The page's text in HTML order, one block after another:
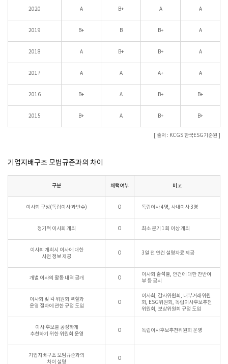
2020 A B+ A A
2019 B+ B B+ A
2018 A B+ B+ A
2017 A A A+ A
2016 B+ A B+ B+
2015 B+ A B+ B+
[ 출처 : KCGS 한국ESG기준원 ]
기업지배구조 모범규준과의 차이
구분 채택여부 비고
이사회 구성(독립이사 과반수) O 독립이사 4명, 사내이사 3명
정기적 이사회 개최 O 최소 분기 1회 이상 개최
이사회 개최시 이사에 대한
사전 정보 제공
O 3일 전 안건 설명자료 제공
개별 이사의 활동 내역 공개 O
이사회 출석률, 안건에 대한 찬반여
부 등 공시
이사회 및 각 위원회 역할과
운영 절차에 관한 규정 도입
O
이사회, 감사위원회, 내부거래위원
회, ESG위원회, 독립이사후보추천
위원회, 보상위원회 규정 도입
이사 후보를 공정하게
추천하기 위한 위원회 운영
O 독립이사후보추천위원회 운영
기업지배구조 모범규준과의
차이 설명
O